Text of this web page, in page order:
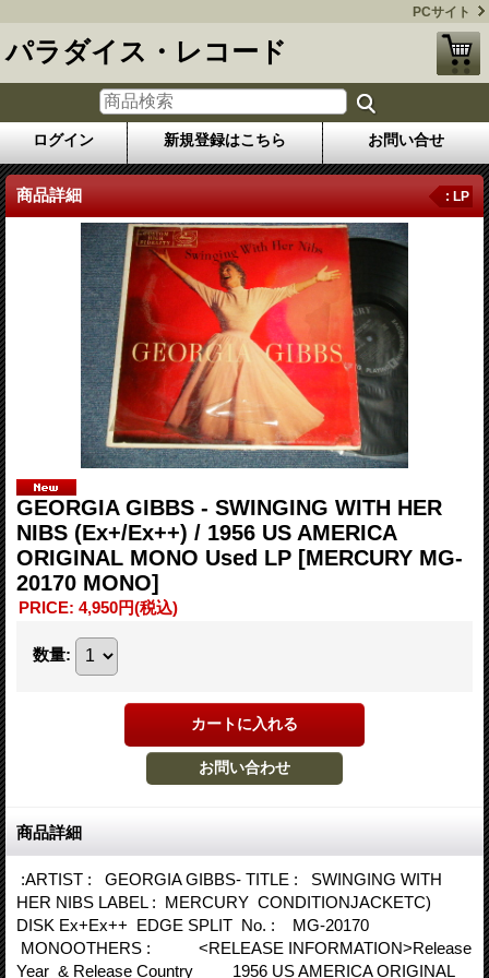
PCサイト
パラダイス・レコード
ログイン 新規登録はこちら お問い合せ
商品詳細 : LP
GEORGIA GIBBS - SWINGING WITH HER
NIBS (Ex+/Ex++) / 1956 US AMERICA
ORIGINAL MONO Used LP [MERCURY MG-
20170 MONO]
PRICE: 4,950円(税込)
数量:
商品詳細
:ARTIST : GEORGIA GIBBS- TITLE : SWINGING WITH
HER NIBS LABEL : MERCURY CONDITIONJACKETC)
DISK Ex+Ex++ EDGE SPLIT No. : MG-20170
MONOOTHERS : <RELEASE INFORMATION>Release
Year & Release Country 1956 US AMERICA ORIGINAL